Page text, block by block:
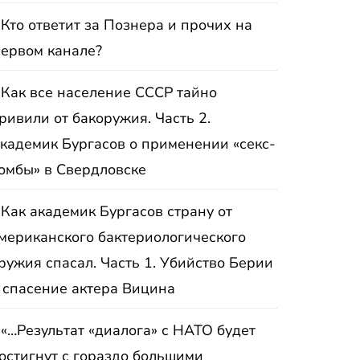
Кто ответит за Познера и прочих на
канале?
Как все население СССР тайно
от бакоружия. Часть 2.
Бургасов о применении «секс-
в Свердловске
Как академик Бургасов страну от
бактериологического
спасал. Часть 1. Убийство Берии
актера Вицина
«…Результат «диалога» с НАТО будет
с гораздо большими